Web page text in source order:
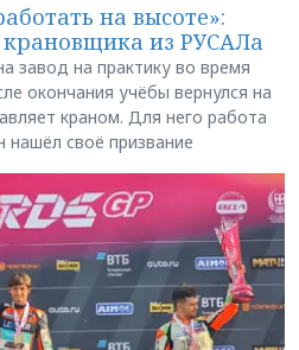
на высоте»:
крановщика из РУСАЛа
завод на практику во время
окончания учёбы вернулся на
краном. Для него работа
своё призвание